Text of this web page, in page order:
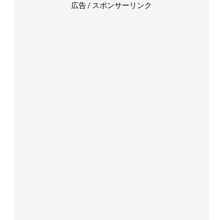
広告 / スポンサーリンク